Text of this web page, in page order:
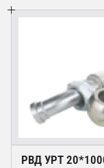
РВД УРТ